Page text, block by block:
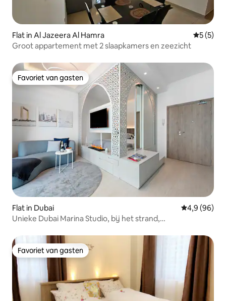
Flat in Al Jazeera Al Hamra
5 (5)
Groot appartement met 2 slaapkamers en zeezicht
Favoriet van gasten
Favoriet van gasten
Flat in Dubai Gemiddelde
4,9 (96)
Unieke Dubai Marina Studio, bij het strand,
Favoriet van gasten
Favoriet van gasten